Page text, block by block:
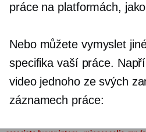
práce na platformách,
Nebo můžete vymyslet
specifika vaší práce.
video jednoho ze svých
záznamech práce: